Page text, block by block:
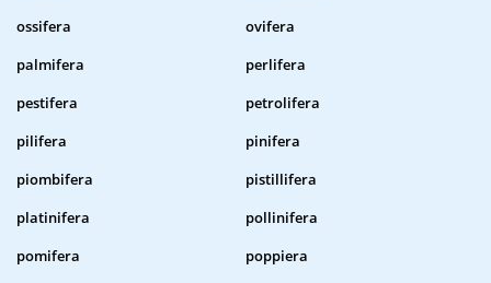
ossifera
ovifera
palmifera
perlifera
pestifera
petrolifera
pilifera
pinifera
piombifera
pistillifera
platinifera
pollinifera
pomifera
poppiera